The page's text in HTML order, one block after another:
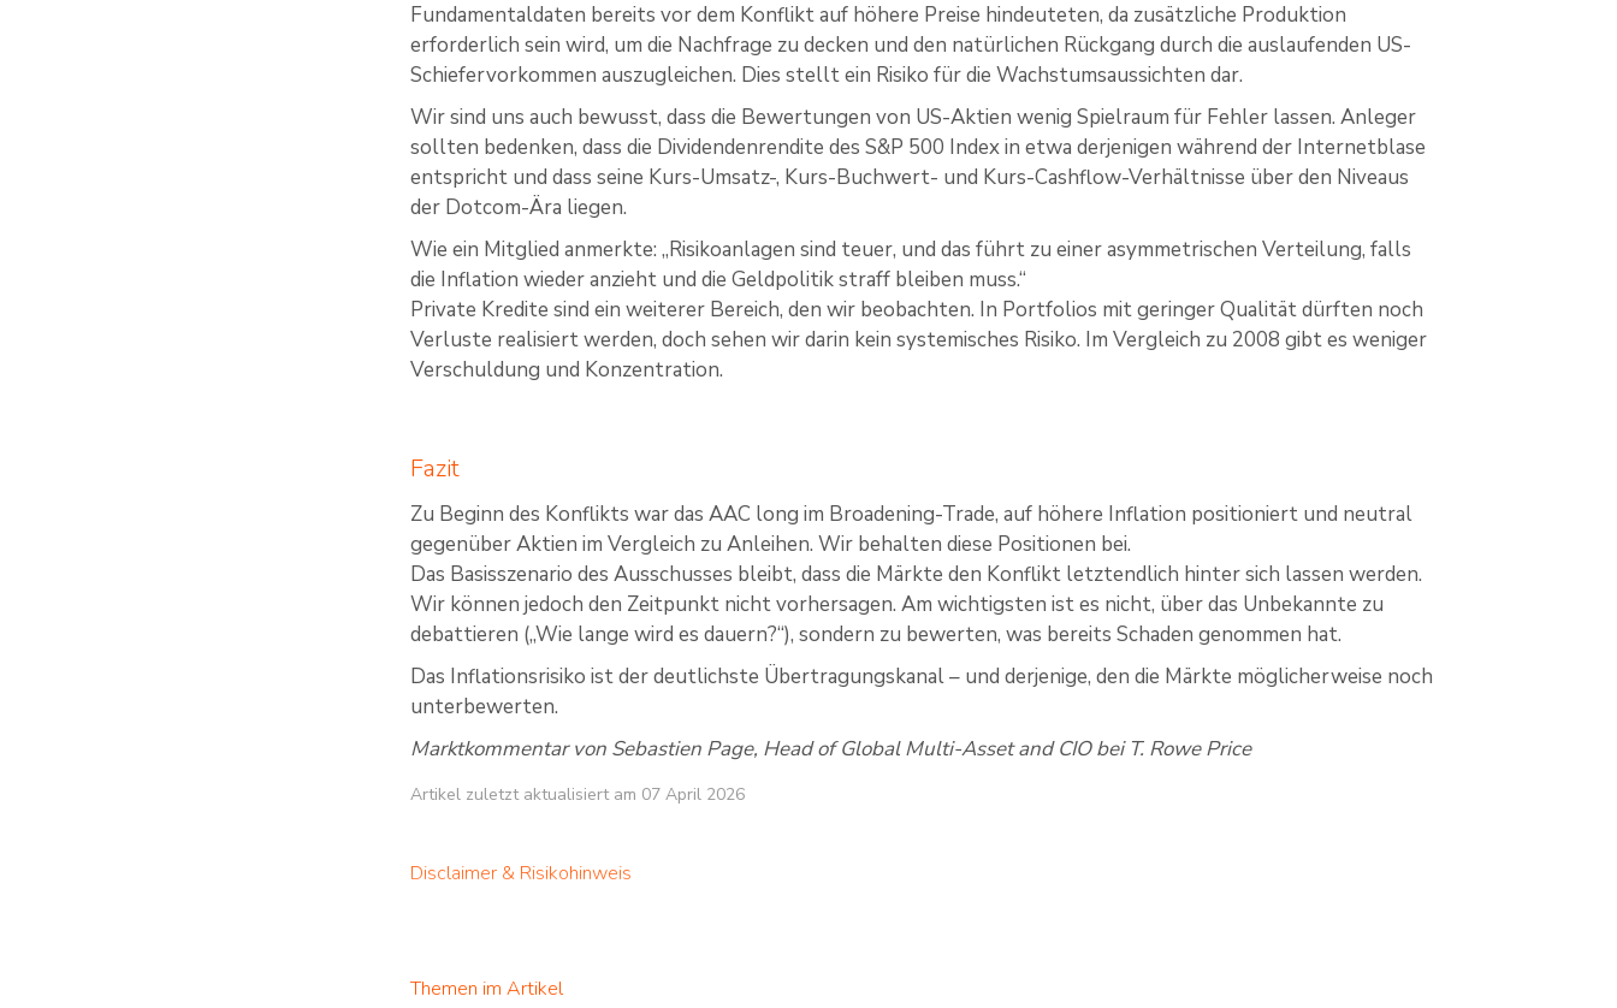
Fundamentaldaten bereits vor dem Konflikt auf höhere Preise hindeuteten, da zusätzliche Produktion
erforderlich sein wird, um die Nachfrage zu decken und den natürlichen Rückgang durch die auslaufenden US-
Schiefervorkommen auszugleichen. Dies stellt ein Risiko für die Wachstumsaussichten dar.
Wir sind uns auch bewusst, dass die Bewertungen von US-Aktien wenig Spielraum für Fehler lassen. Anleger
sollten bedenken, dass die Dividendenrendite des S&P 500 Index in etwa derjenigen während der Internetblase
entspricht und dass seine Kurs-Umsatz-, Kurs-Buchwert- und Kurs-Cashflow-Verhältnisse über den Niveaus
der Dotcom-Ära liegen.
Wie ein Mitglied anmerkte: „Risikoanlagen sind teuer, und das führt zu einer asymmetrischen Verteilung, falls
die Inflation wieder anzieht und die Geldpolitik straff bleiben muss.“
Private Kredite sind ein weiterer Bereich, den wir beobachten. In Portfolios mit geringer Qualität dürften noch
Verluste realisiert werden, doch sehen wir darin kein systemisches Risiko. Im Vergleich zu 2008 gibt es weniger
Verschuldung und Konzentration.
Fazit
Zu Beginn des Konflikts war das AAC long im Broadening-Trade, auf höhere Inflation positioniert und neutral
gegenüber Aktien im Vergleich zu Anleihen. Wir behalten diese Positionen bei.
Das Basisszenario des Ausschusses bleibt, dass die Märkte den Konflikt letztendlich hinter sich lassen werden.
Wir können jedoch den Zeitpunkt nicht vorhersagen. Am wichtigsten ist es nicht, über das Unbekannte zu
debattieren („Wie lange wird es dauern?“), sondern zu bewerten, was bereits Schaden genommen hat.
Das Inflationsrisiko ist der deutlichste Übertragungskanal – und derjenige, den die Märkte möglicherweise noch
unterbewerten.
Marktkommentar von Sebastien Page, Head of Global Multi-Asset and CIO bei T. Rowe Price
Artikel zuletzt aktualisiert am 07 April 2026
Disclaimer & Risikohinweis
Themen im Artikel